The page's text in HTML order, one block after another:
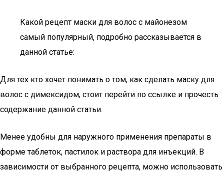
Какой рецепт маски для волос с майонезом
самый популярный, подробно рассказывается в
данной статье:
Для тех кто хочет понимать о том, как сделать маску для
волос с димексидом, стоит перейти по ссылке и прочесть
содержание данной статьи.
Менее удобны для наружного применения препараты в
форме таблеток, пастилок и раствора для инъекций. В
зависимости от выбранного рецепта, можно использовать